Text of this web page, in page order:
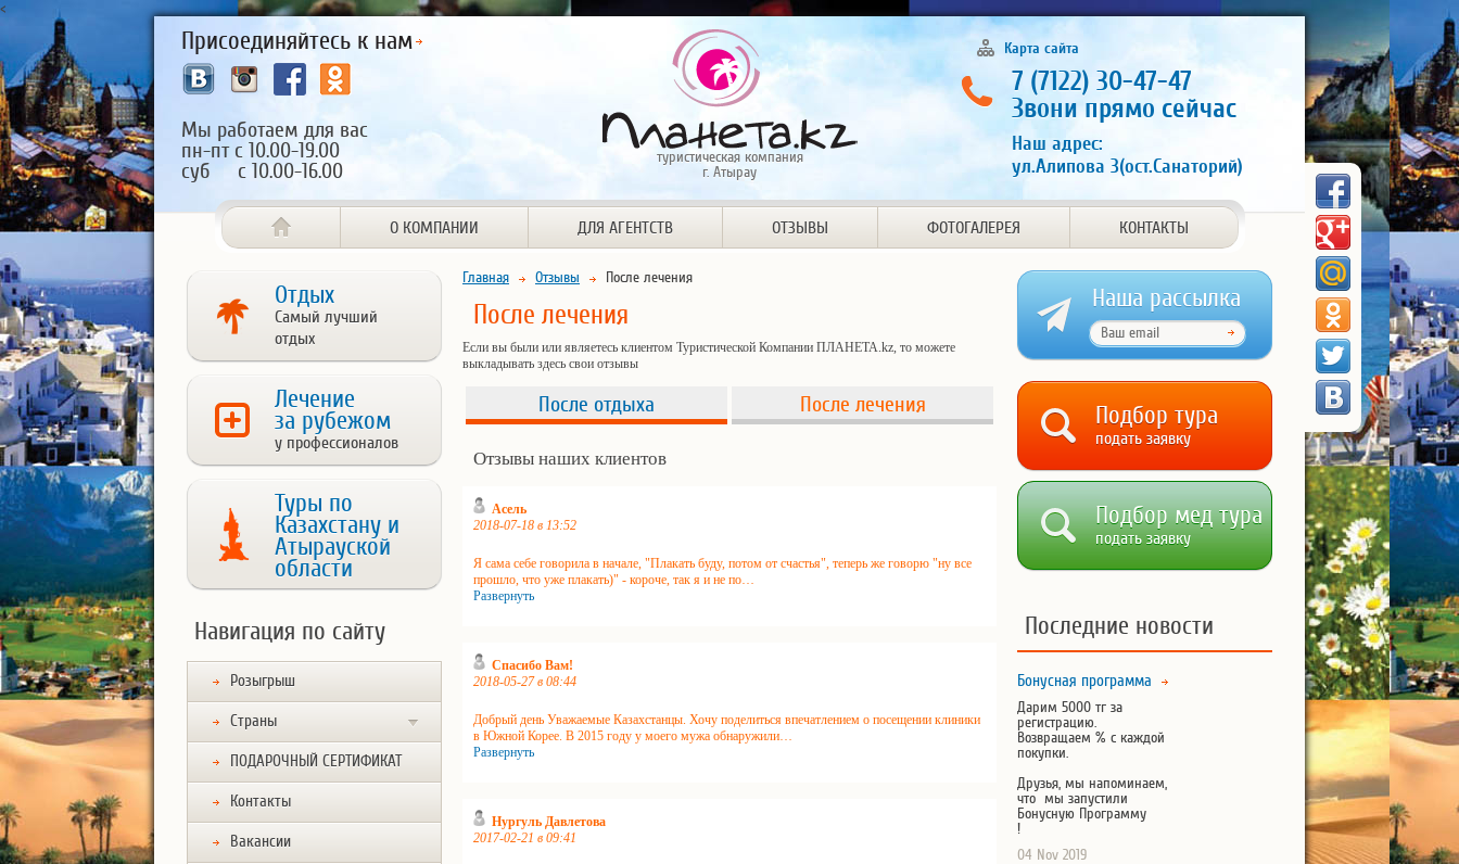
<
Присоединяйтесь к нам
Мы работаем для вас
пн-пт с 10.00-19.00
суб с 10.00-16.00
туристическая компания
г. Атырау
Карта сайта
7 (7122) 30-47-47
Звони прямо сейчас
Наш адрес:
ул.Алипова 3(ост.Санаторий)
О КОМПАНИИ ДЛЯ АГЕНТСТВ ОТЗЫВЫ ФОТОГАЛЕРЕЯ КОНТАКТЫ
Отдых
Самый лучший
отдых
Лечение
за рубежом
у профессионалов
Туры по
Казахстану и
Атырауской
области
Навигация по сайту
Розыгрыш
Страны
ПОДАРОЧНЫЙ СЕРТИФИКАТ
Контакты
Вакансии
Главная Отзывы После лечения
После лечения
Если вы были или являетесь клиентом Туристической Компании ПЛАНЕТА.kz, то можете
выкладывать здесь свои отзывы
После отдыха После лечения
Отзывы наших клиентов
Асель
2018-07-18 в 13:52
Я сама себе говорила в начале, "Плакать буду, потом от счастья", теперь же говорю "ну все
прошло, что уже плакать)" - короче, так я и не по…
Развернуть
Спасибо Вам!
2018-05-27 в 08:44
Добрый день Уважаемые Казахстанцы. Хочу поделиться впечатлением о посещении клиники
в Южной Корее. В 2015 году у моего мужа обнаружили…
Развернуть
Нургуль Давлетова
2017-02-21 в 09:41
Наша рассылка
Подбор тура
подать заявку
Подбор мед тура
подать заявку
Последние новости
Бонусная программа
Дарим 5000 тг за
регистрацию.
Возвращаем % с каждой
покупки.
Друзья, мы напоминаем,
что мы запустили
Бонусную Программу
!
04 Nov 2019